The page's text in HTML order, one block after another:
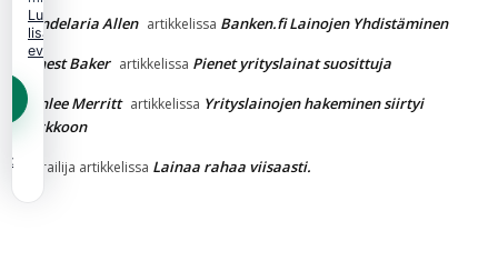
Candelaria Allen artikkelissa Banken.fi Lainojen Yhdistäminen
Ernest Baker artikkelissa Pienet yrityslainat suosittuja
Ashlee Merritt artikkelissa Yrityslainojen hakeminen siirtyi
verkkoon
Vierailija artikkelissa Lainaa rahaa viisaasti.
Lue
lisää
evästekäytännöstä.